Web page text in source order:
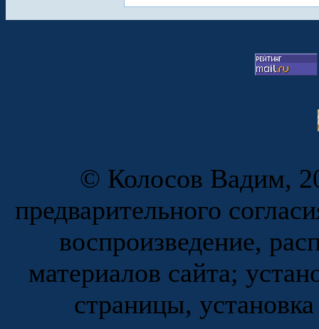
© Колосов Вадим,
предварительного
воспроизведение,
материалов сайта;
страницы,